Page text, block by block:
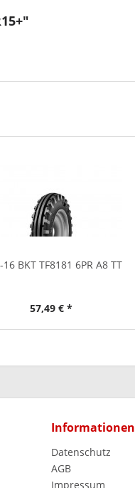
16 BKT TF8181 6PR A8 TT
57,49 € *
Informationen
Datenschutz
AGB
Impressum